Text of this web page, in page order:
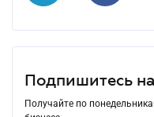
Подпишитесь
Получайте по